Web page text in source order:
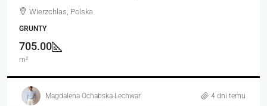
Wierzchlas, Polska
GRUNTY
705.00
m²
Magdalena Ochabska-Lechwar 4 dni temu